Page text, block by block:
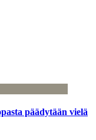
päädytään vielä